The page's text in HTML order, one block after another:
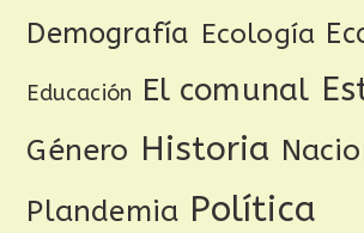
Demografía Ecología
Educación El comunal
Género Historia
Plandemia Política